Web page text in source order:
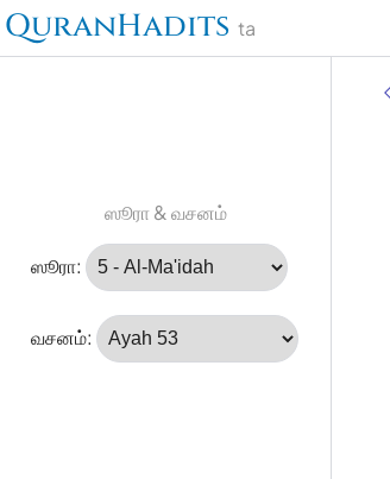
QuranHadits ta
ஸூரா & வசனம்
ஸூரா:
வசனம்: